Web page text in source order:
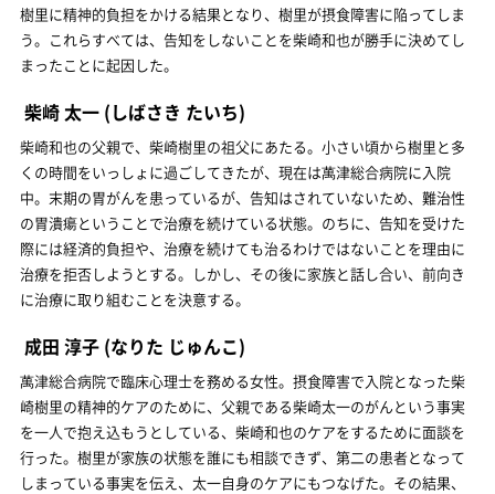
樹里に精神的負担をかける結果となり、樹里が摂食障害に陥ってしま
う。これらすべては、告知をしないことを柴崎和也が勝手に決めてし
まったことに起因した。
柴崎 太一 (しばさき たいち)
柴崎和也の父親で、柴崎樹里の祖父にあたる。小さい頃から樹里と多
くの時間をいっしょに過ごしてきたが、現在は萬津総合病院に入院
中。末期の胃がんを患っているが、告知はされていないため、難治性
の胃潰瘍ということで治療を続けている状態。のちに、告知を受けた
際には経済的負担や、治療を続けても治るわけではないことを理由に
治療を拒否しようとする。しかし、その後に家族と話し合い、前向き
に治療に取り組むことを決意する。
成田 淳子 (なりた じゅんこ)
萬津総合病院で臨床心理士を務める女性。摂食障害で入院となった柴
崎樹里の精神的ケアのために、父親である柴崎太一のがんという事実
を一人で抱え込もうとしている、柴崎和也のケアをするために面談を
行った。樹里が家族の状態を誰にも相談できず、第二の患者となって
しまっている事実を伝え、太一自身のケアにもつなげた。その結果、